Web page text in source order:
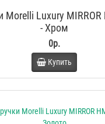
Luxury MIRROR
- Хром
0р.
Купить